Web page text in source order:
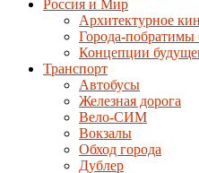
Россия и Мир
Архитектурное
Города-побратимы
Концепции
Транспорт
Автобусы
Железная дорога
Вело-СИМ
Вокзалы
Обход города
Дублер